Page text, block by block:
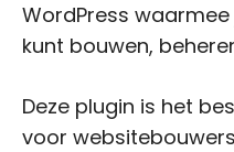
WordPress
kunt bouwen,
Deze plugin is het
voor